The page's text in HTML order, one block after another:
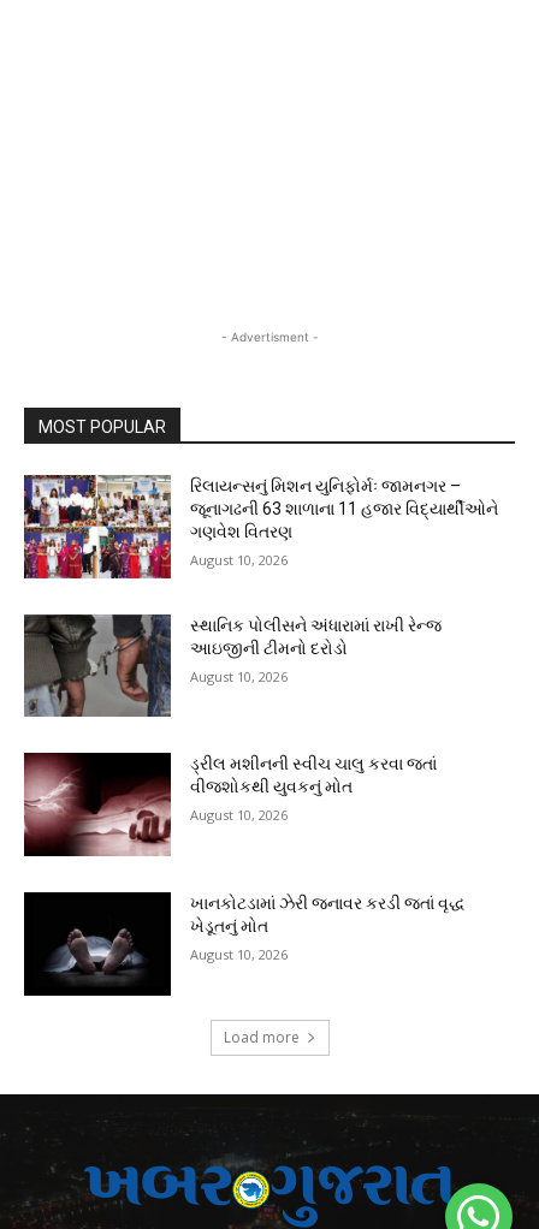
- Advertisment -
MOST POPULAR
રિલાયન્સનું મિશન યુનિફોર્મઃ જામનગર –
જૂનાગઢની 63 શાળાના 11 હજાર વિદ્યાર્થીઓને
ગણવેશ વિતરણ
August 10, 2026
સ્થાનિક પોલીસને અંધારામાં રાખી રેન્જ
આઇજીની ટીમનો દરોડો
August 10, 2026
ડ્રીલ મશીનની સ્વીચ ચાલુ કરવા જતાં
વીજશોકથી યુવકનું મોત
August 10, 2026
ખાનકોટડામાં ઝેરી જનાવર કરડી જતાં વૃદ્ધ
ખેડૂતનું મોત
August 10, 2026
Load more